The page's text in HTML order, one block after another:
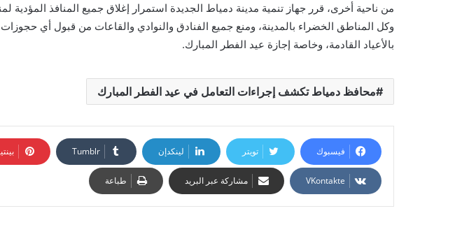
من ناحية أخرى، قرر جهاز تنمية مدينة دمياط الجديدة استمرار إغلاق جميع المنافذ المؤدية
وكل المناطق الخضراء بالمدينة، ومنع جميع الفنادق والنوادي والقاعات من قبول أي
بالأعياد القادمة، وخاصة إجازة عيد الفطر المبارك.
محافظ دمياط تكشف إجراءات التعامل في عيد الفطر المبارك
فيسبوك تويتر لينكدإن
مشاركة عبر البريد طباعة